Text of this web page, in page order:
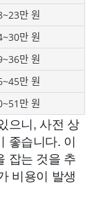
만 원
만 원
만 원
만 원
만 원
으니, 사전 상
좋습니다. 이
잡는 것을 추
비용이 발생